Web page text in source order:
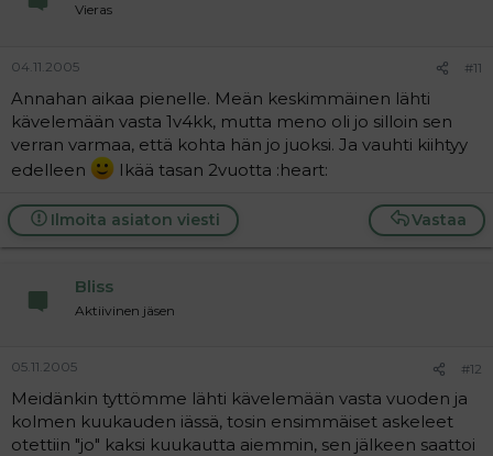
Vieras
04.11.2005 #11
Annahan aikaa pienelle. Meän keskimmäinen lähti
kävelemään vasta 1v4kk, mutta meno oli jo silloin sen
verran varmaa, että kohta hän jo juoksi. Ja vauhti kiihtyy
edelleen
Ikää tasan 2vuotta :heart:
Vastaa
Ilmoita asiaton viesti
Bliss
Aktiivinen jäsen
05.11.2005 #12
Meidänkin tyttömme lähti kävelemään vasta vuoden ja
kolmen kuukauden iässä, tosin ensimmäiset askeleet
otettiin "jo" kaksi kuukautta aiemmin, sen jälkeen saattoi